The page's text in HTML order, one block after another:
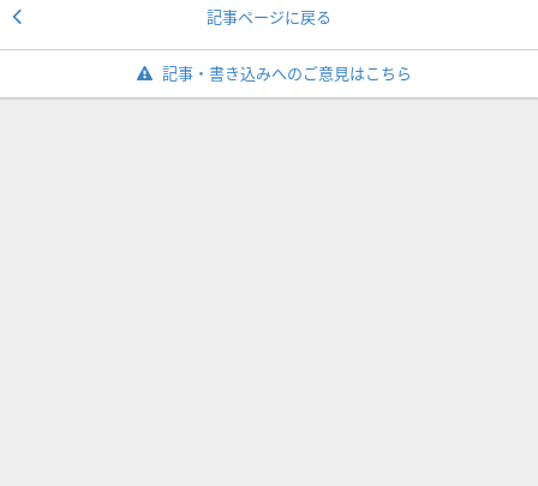
記事ページに戻る
記事・書き込みへのご意見はこちら